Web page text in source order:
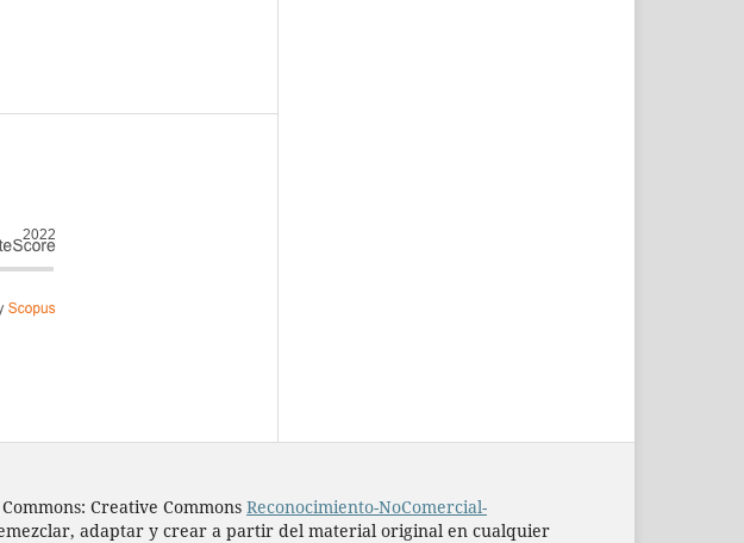
Creative Commons Reconocimiento-NoComercial-
adaptar y crear a partir del material original en cualquier